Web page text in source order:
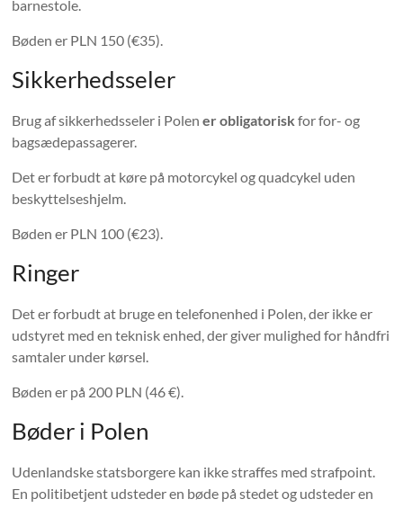
barnestole.
Bøden er PLN 150 (€35).
Sikkerhedsseler
Brug af sikkerhedsseler i Polener obligatorisk for for- og
bagsædepassagerer.
Det er forbudt at køre på motorcykel og quadcykel uden
beskyttelseshjelm.
Bøden er PLN 100 (€23).
Ringer
Det er forbudt at bruge en telefonenhed i Polen, der ikke er
udstyret med en teknisk enhed, der giver mulighed for håndfri
samtaler under kørsel.
Bøden er på 200 PLN (46 €).
Bøder i Polen
Udenlandske statsborgere kan ikke straffes med strafpoint.
En politibetjent udsteder en bøde på stedet og udsteder en